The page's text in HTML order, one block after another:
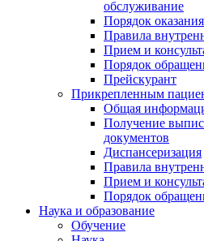
обслуживание
Порядок
Правила
Прием и
Порядок
Прейскурант
Прикрепленным
Общая
Получение
документов
Диспансеризация
Правила
Прием и
Порядок
Наука и образование
Обучение